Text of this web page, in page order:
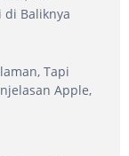
di Baliknya
Tapi
Apple,